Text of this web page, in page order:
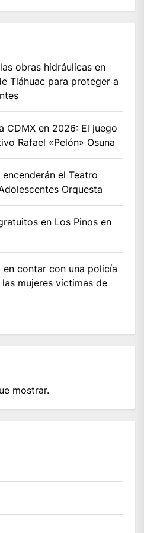
obras hidráulicas en
Tláhuac para proteger a
CDMX en 2026: El juego
Rafael «Pelón» Osuna
el Teatro
Orquesta
en Los Pinos en
en contar con una policía
mujeres víctimas de
mostrar.